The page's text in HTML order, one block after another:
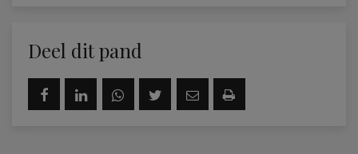
Deel dit pand